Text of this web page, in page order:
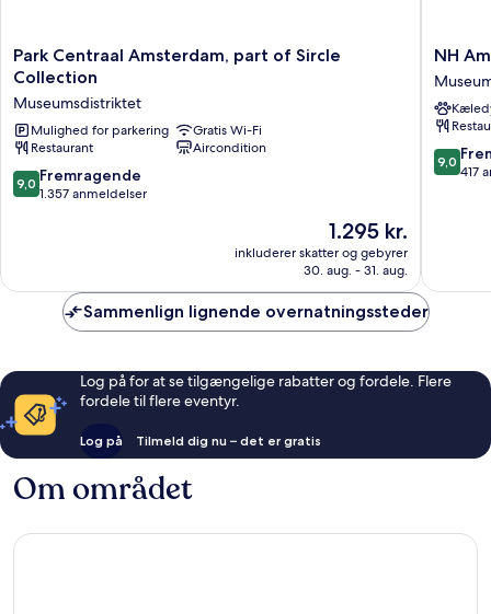
Park
Centraal
part
of
Sircle
Collection
Museumsdistriktet
Park Centraal Amsterdam, part of Sircle
Collection
Museumsdistriktet
Mulighed for parkering
Gratis Wi-Fi
Restaurant
Aircondition
9.0
ud
anmeldelser
9,0 Fremragende
1.357 anmeldelser
Prisen
1.295 kr.
1.295 kr.
inkluderer skatter og gebyrer
30. aug. - 31. aug.
NH
NH
9.0
ud
9,0
417
Sammenlign lignende overnatningssteder
Log på for at se tilgængelige rabatter og fordele. Flere
fordele til flere eventyr.
Log på Tilmeld dig nu – det er gratis
Om området